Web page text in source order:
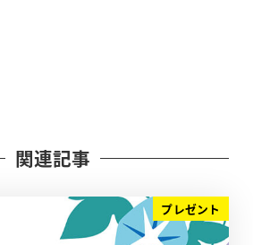
関連記事
プレゼント